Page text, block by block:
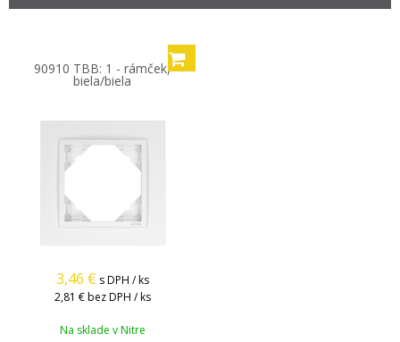
90910 TBB: 1 - rámček,
biela/biela
3,46 € s DPH / ks
2,81 € bez DPH / ks
Na sklade v Nitre